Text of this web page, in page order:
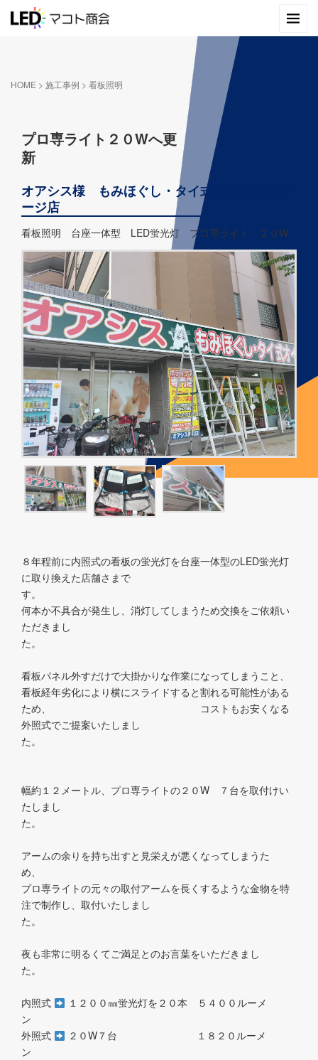
HOME > 施工事例 > 看板照明
プロ専ライト２０Wへ更
新
オアシス様 もみほぐし・タイ式オイルマッサ
ージ店
看板照明 台座一体型 LED蛍光灯 プロ専ライト ２０W
８年程前に内照式の看板の蛍光灯を台座一体型のLED蛍光灯
に取り換えた店舗さまで
す
何本か不具合が発生し、消灯してしまうため交換をご依頼い
ただきまし
た
看板パネル外すだけで大掛かりな作業になってしまうこと、
看板経年劣化により横にスライドすると割れる可能性がある
ため、 コストもお安くなる
外照式でご提案いたしまし
幅約１２メートル、プロ専ライトの２０W ７台を取付けい
たしまし
た
アームの余りを持ち出すと見栄えが悪くなってしまうた
め
プロ専ライトの元々の取付アームを長くするような金物を特
注で制作し、取付いたしまし
た
夜も非常に明るくてご満足とのお言葉をいただきまし
内照式
１２００㎜蛍光灯を２０本 ５４００ルーメ
外照式
２０W７台 １８２０ルーメ